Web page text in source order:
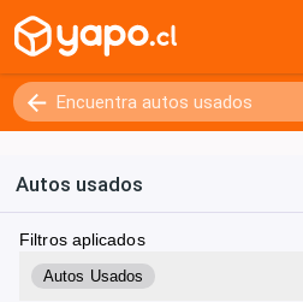
Autos usados
Filtros aplicados
Autos Usados